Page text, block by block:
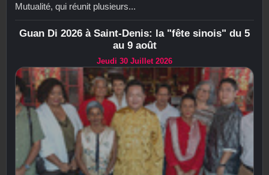
Mutualité, qui réunit plusieurs...
Guan Di 2026 à Saint-Denis: la "fête sinois" du 5
au 9 août
Jeudi 30 Juillet 2026